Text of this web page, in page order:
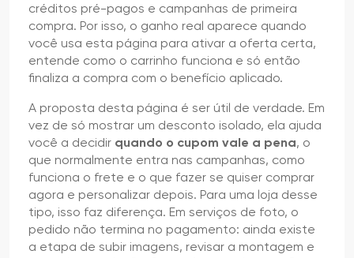
créditos pré-pagos e campanhas de primeira
compra. Por isso, o ganho real aparece quando
você usa esta página para ativar a oferta certa,
entende como o carrinho funciona e só então
finaliza a compra com o benefício aplicado.
A proposta desta página é ser útil de verdade. Em
vez de só mostrar um desconto isolado, ela ajuda
você a decidir quando o cupom vale a pena, o
que normalmente entra nas campanhas, como
funciona o frete e o que fazer se quiser comprar
agora e personalizar depois. Para uma loja desse
tipo, isso faz diferença. Em serviços de foto, o
pedido não termina no pagamento: ainda existe
a etapa de subir imagens, revisar a montagem e